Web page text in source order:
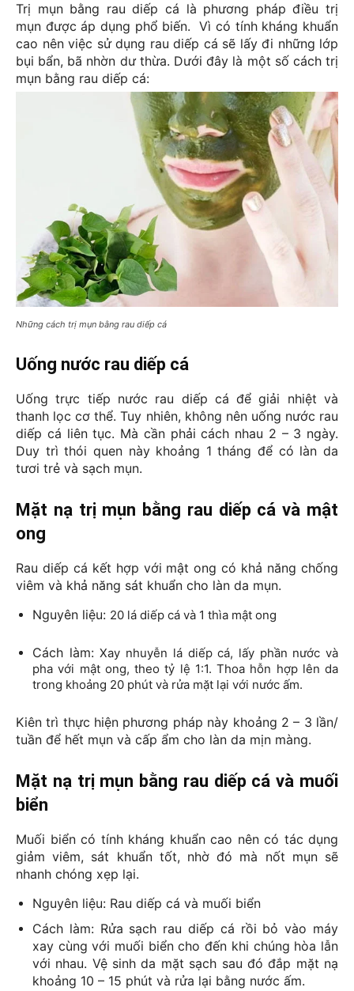
Trị mụn bằng rau diếp cá là phương pháp điều trị
mụn được áp dụng phổ biến.  Vì có tính kháng khuẩn
cao nên việc sử dụng rau diếp cá sẽ lấy đi những lớp
bụi bẩn, bã nhờn dư thừa. Dưới đây là một số cách trị
mụn bằng rau diếp cá:
Những cách trị mụn bằng rau diếp cá
Uống nước rau diếp cá
Uống trực tiếp nước rau diếp cá để giải nhiệt và
thanh lọc cơ thể. Tuy nhiên, không nên uống nước rau
diếp cá liên tục. Mà cần phải cách nhau 2 – 3 ngày.
Duy trì thói quen này khoảng 1 tháng để có làn da
tươi trẻ và sạch mụn.
Mặt nạ trị mụn bằng rau diếp cá và mật
ong
Rau diếp cá kết hợp với mật ong có khả năng chống
viêm và khả năng sát khuẩn cho làn da mụn.
Nguyên liệu: 20 lá diếp cá và 1 thìa mật ong
Cách làm: Xay nhuyễn lá diếp cá, lấy phần nước và
pha với mật ong, theo tỷ lệ 1:1. Thoa hỗn hợp lên da
trong khoảng 20 phút và rửa mặt lại với nước ấm.
Kiên trì thực hiện phương pháp này khoảng 2 – 3 lần/
tuần để hết mụn và cấp ẩm cho làn da mịn màng.
Mặt nạ trị mụn bằng rau diếp cá và muối
biển
Muối biển có tính kháng khuẩn cao nên có tác dụng
giảm viêm, sát khuẩn tốt, nhờ đó mà nốt mụn sẽ
nhanh chóng xẹp lại.
Nguyên liệu: Rau diếp cá và muối biển
Cách làm: Rửa sạch rau diếp cá rồi bỏ vào máy
xay cùng với muối biển cho đến khi chúng hòa lẫn
với nhau. Vệ sinh da mặt sạch sau đó đắp mặt nạ
khoảng 10 – 15 phút và rửa lại bằng nước ấm.